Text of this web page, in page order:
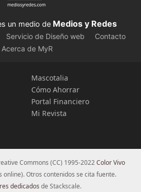
un medio de Medios y Redes
Servicio de Diseño web
Contacto
Acerca de MyR
Mascotalia
Cómo Ahorrar
Portal Financiero
Mi Revista
Commons (CC) 1995-2022Color Vivo
online). Otros contenidos se cita fuente.
dedicados de Stackscale.